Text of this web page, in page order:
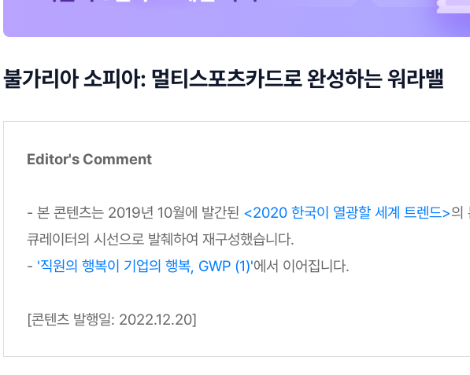
불가리아 소피아: 멀티스포츠카드로 완성하는 워라밸
Editor's Comment
- 본 콘텐츠는 2019년 10월에 발간된 <2020 한국이 열광할 세계 트렌드>의
큐레이터의 시선으로 발췌하여 재구성했습니다.
- '직원의 행복이 기업의 행복, GWP (1)'에서 이어집니다.
[콘텐츠 발행일: 2022.12.20]